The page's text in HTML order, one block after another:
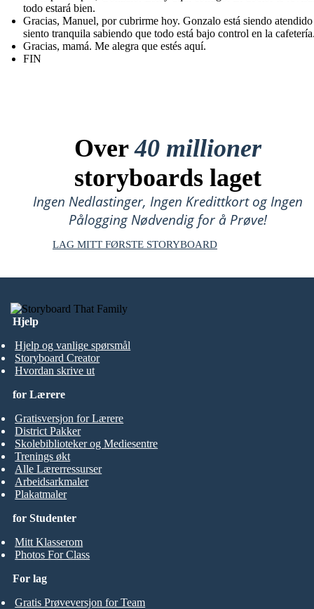
todo estará bien.
Gracias, Manuel, por cubrirme hoy. Gonzalo está siendo
siento tranquila sabiendo que todo está bajo control en la
Gracias, mamá. Me alegra que estés aquí.
FIN
Over40 millioner
storyboards laget
Ingen Nedlastinger, Ingen Kredittkort og Ingen
Pålogging Nødvendig for å Prøve!
LAG MITT FØRSTE STORYBOARD
Hjelp
Hjelp og vanlige spørsmål
Storyboard Creator
Hvordan skrive ut
for Studenter
Mitt Klasserom
Photos For Class
for Lærere
Gratisversjon for Lærere
District Pakker
Skolebiblioteker og Mediesentre
Trenings økt
Alle Lærerressurser
Arbeidsarkmaler
Plakatmaler
For lag
Gratis Prøveversjon for Team